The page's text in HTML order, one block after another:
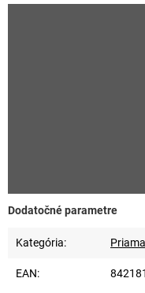
Dodatočné parametre
Kategória:
EAN: